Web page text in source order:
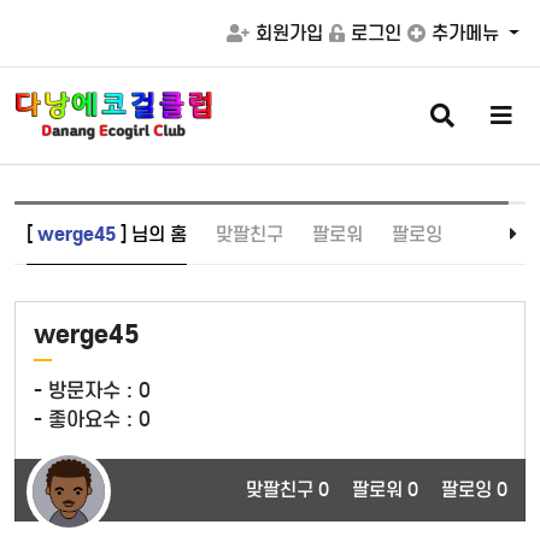
회원가입 로그인 추가메뉴
검
색
버
메
버
[ werge45 ] 님의 홈 맞팔친구 팔로워 팔로잉
werge45
- 방문자수 : 0
- 좋아요수 : 0
맞팔친구 0 팔로워 0 팔로잉 0